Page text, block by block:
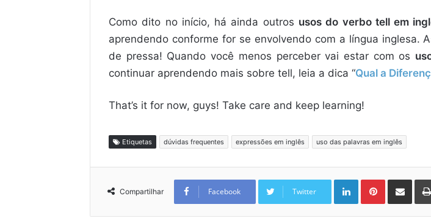
Como dito no início, há ainda outros usos do verbo tell em
aprendendo conforme for se envolvendo com a língua inglesa.
de pressa! Quando você menos perceber vai estar com os
continuar aprendendo mais sobre tell, leia a dica “Qual a
That’s it for now, guys! Take care and keep learning!
Etiquetas dúvidas frequentes expressões em inglês uso das palavras em inglês
Compartilhar Facebook Twitter
LinkedinPinterest
Compartilhar via e-mail